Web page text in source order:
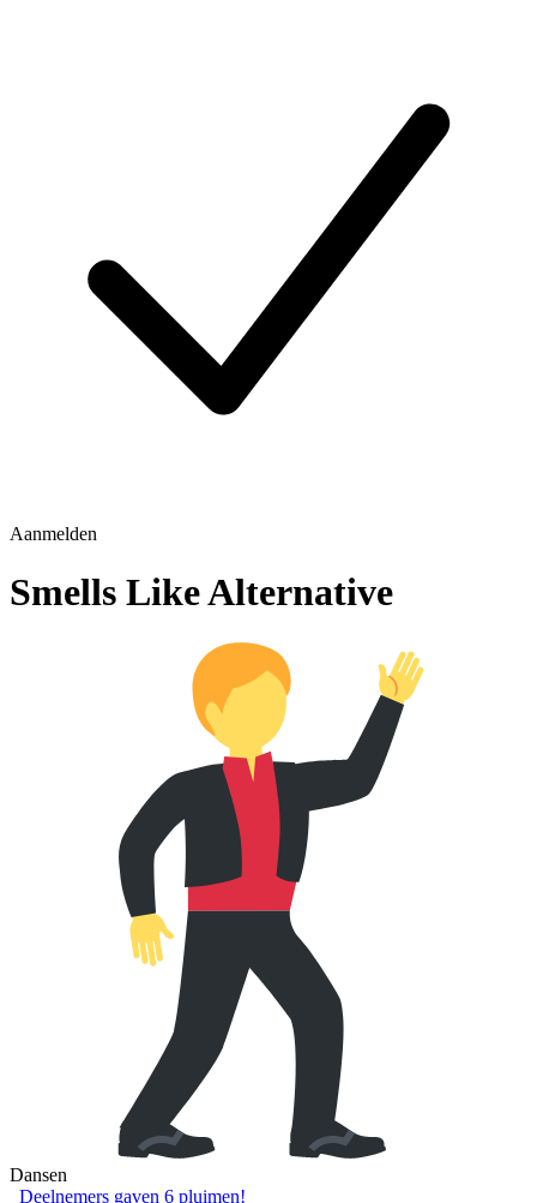
Aanmelden
Smells Like Alternative
Dansen
Deelnemers gaven 6 pluimen!